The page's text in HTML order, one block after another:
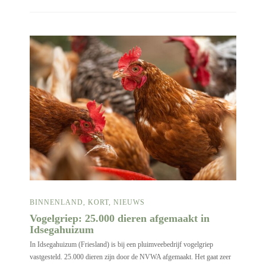
BINNENLAND, KORT, NIEUWS
Vogelgriep: 25.000 dieren afgemaakt in
Idsegahuizum
In Idsegahuizum (Friesland) is bij een pluimveebedrijf vogelgriep
vastgesteld. 25.000 dieren zijn door de NVWA afgemaakt. Het gaat zeer